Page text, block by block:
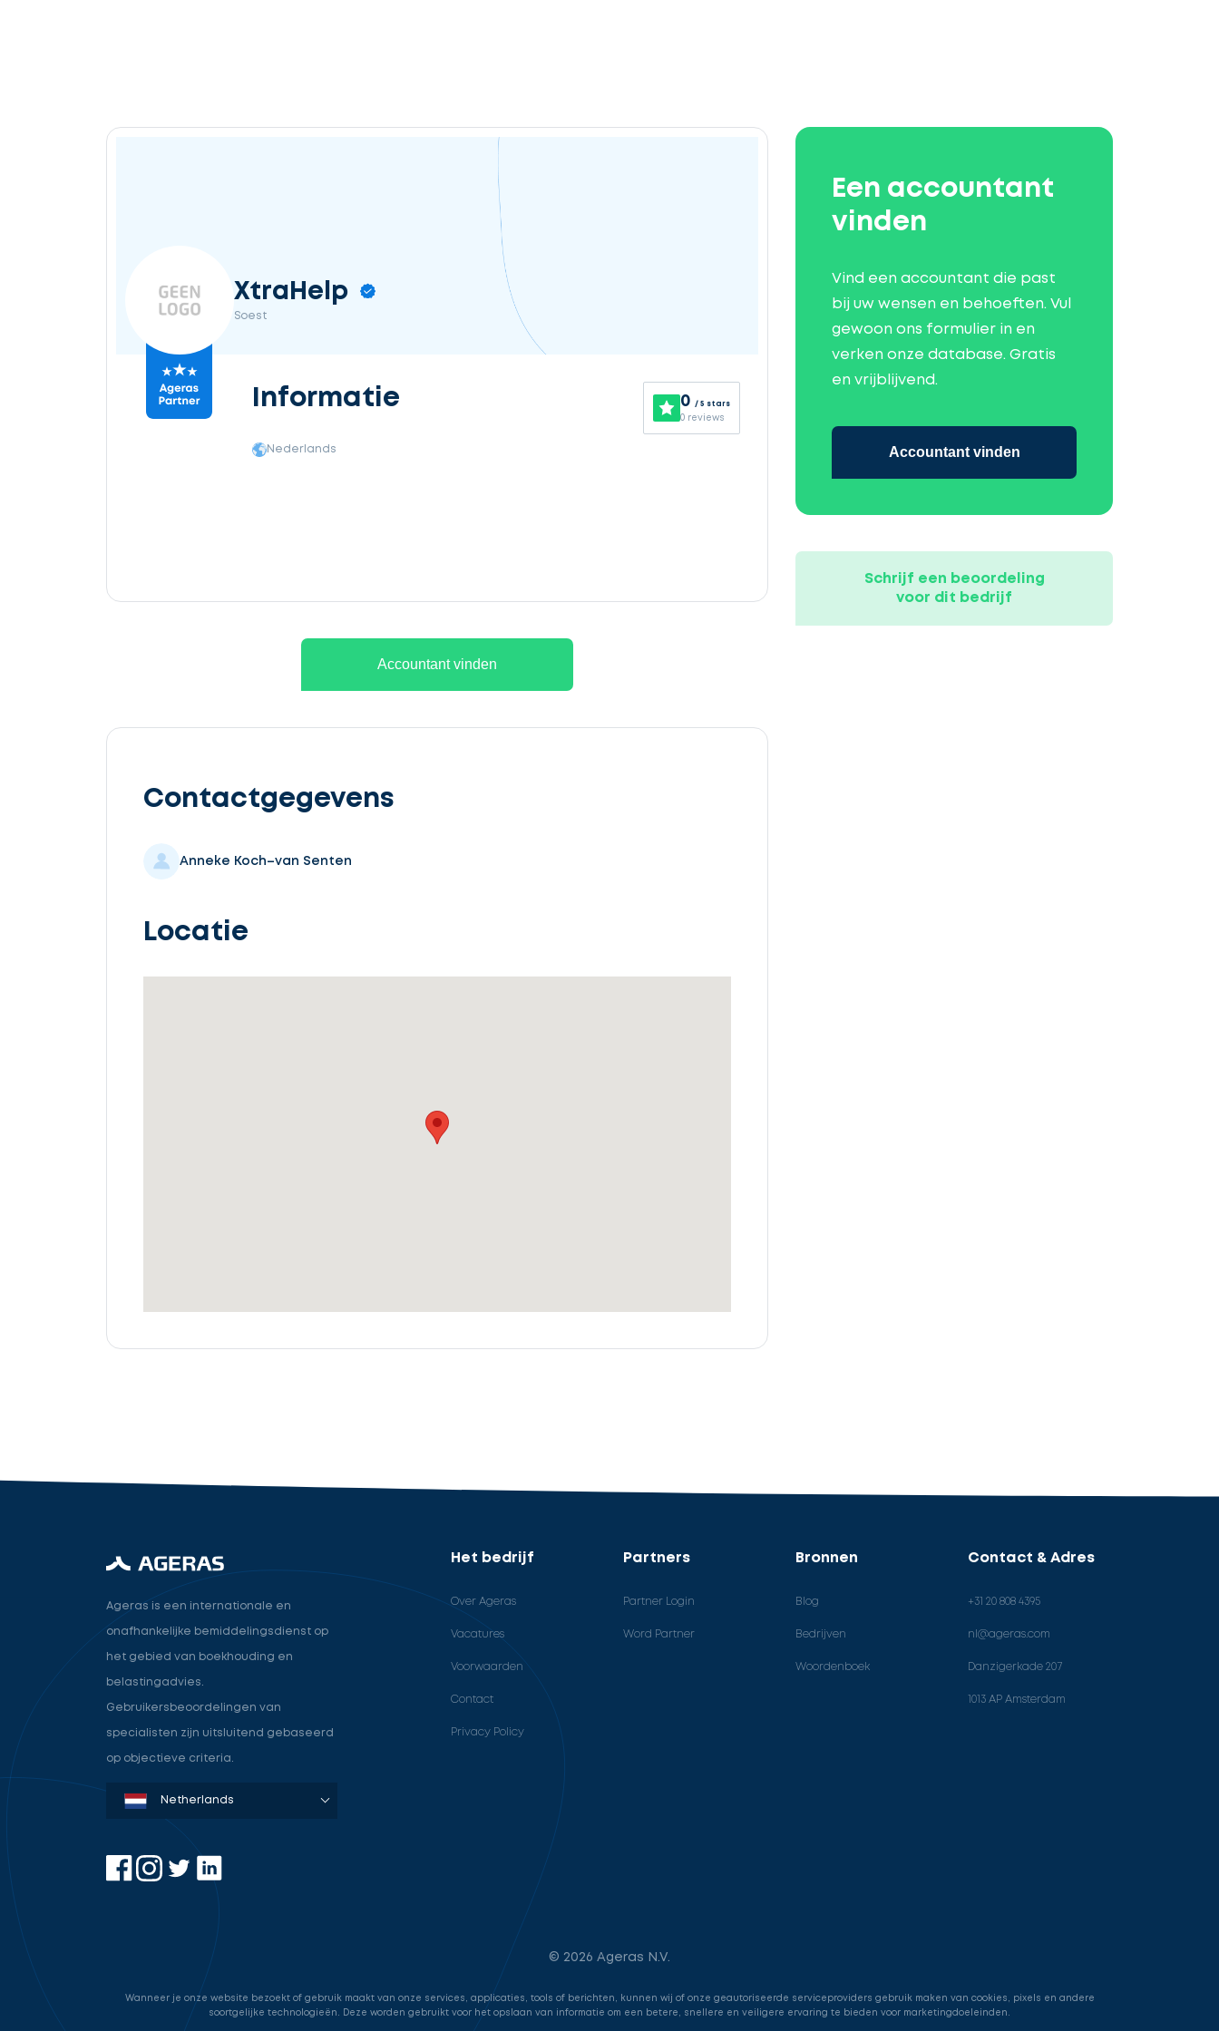
XtraHelp
Soest
0 / 5 stars
0 reviews
Informatie
Nederlands
Accountant vinden
Contactgegevens
Anneke Koch–van Senten
Locatie
Een accountant
vinden
Vind een accountant die past
bij uw wensen en behoeften. Vul
gewoon ons formulier in en
verken onze database. Gratis
en vrijblijvend.
Accountant vinden
Schrijf een beoordeling
voor dit bedrijf
cta_box.sub_headline
Ageras is een internationale en
onafhankelijke bemiddelingsdienst op
het gebied van boekhouding en
belastingadvies.
Gebruikersbeoordelingen van
specialisten zijn uitsluitend gebaseerd
op objectieve criteria.
Denmark
Sweden
Norway
Netherlands
Germany
USA
Het bedrijf
Over Ageras
Vacatures
Voorwaarden
Contact
Privacy Policy
Partners
Partner Login
Word Partner
Bronnen
Blog
Bedrijven
Woordenboek
Contact & Adres
+31 20 808 4395
nl@ageras.com
Danzigerkade 207
1013 AP Amsterdam
© 2026 Ageras N.V.
Wanneer je onze website bezoekt of gebruik maakt van onze services, applicaties, tools of berichten, kunnen wij of onze geautoriseerde serviceproviders gebruik maken van cookies, pixels en andere
soortgelijke technologieën. Deze worden gebruikt voor het opslaan van informatie om een betere, snellere en veiligere ervaring te bieden voor marketingdoeleinden.